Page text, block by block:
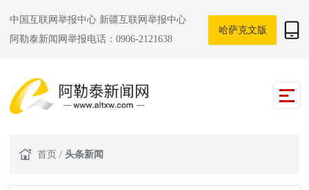
中国互联网举报中心 新疆互联网举报中心
阿勒泰新闻网举报电话：0906-2121638
哈萨克文版
首页 / 头条新闻